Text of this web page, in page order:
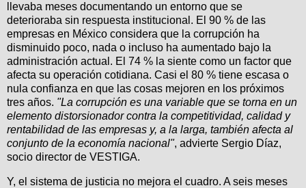
llevaba meses documentando un entorno que se
deterioraba sin respuesta institucional. El 90 % de las
empresas en México considera que la corrupción ha
disminuido poco, nada o incluso ha aumentado bajo la
administración actual. El 74 % la siente como un factor que
afecta su operación cotidiana. Casi el 80 % tiene escasa o
nula confianza en que las cosas mejoren en los próximos
tres años. "La corrupción es una variable que se torna en un
elemento distorsionador contra la competitividad, calidad y
rentabilidad de las empresas y, a la larga, también afecta al
conjunto de la economía nacional", advierte Sergio Díaz,
socio director de VESTIGA.
Y, el sistema de justicia no mejora el cuadro. A seis meses